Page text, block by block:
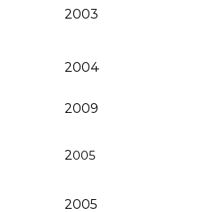
2003
2004
2005
2009
2005